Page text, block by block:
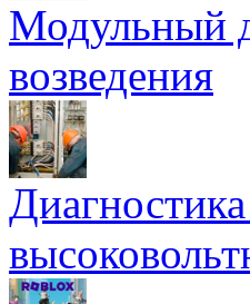
Модульный
возведения